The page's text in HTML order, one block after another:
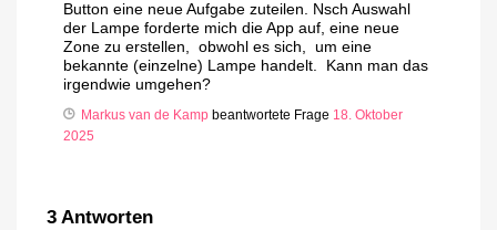
Button eine neue Aufgabe zuteilen. Nsch Auswahl
der Lampe forderte mich die App auf, eine neue
Zone zu erstellen, obwohl es sich, um eine
bekannte (einzelne) Lampe handelt. Kann man das
irgendwie umgehen?
Markus van de Kamp beantwortete Frage 18. Oktober
2025
3 Antworten